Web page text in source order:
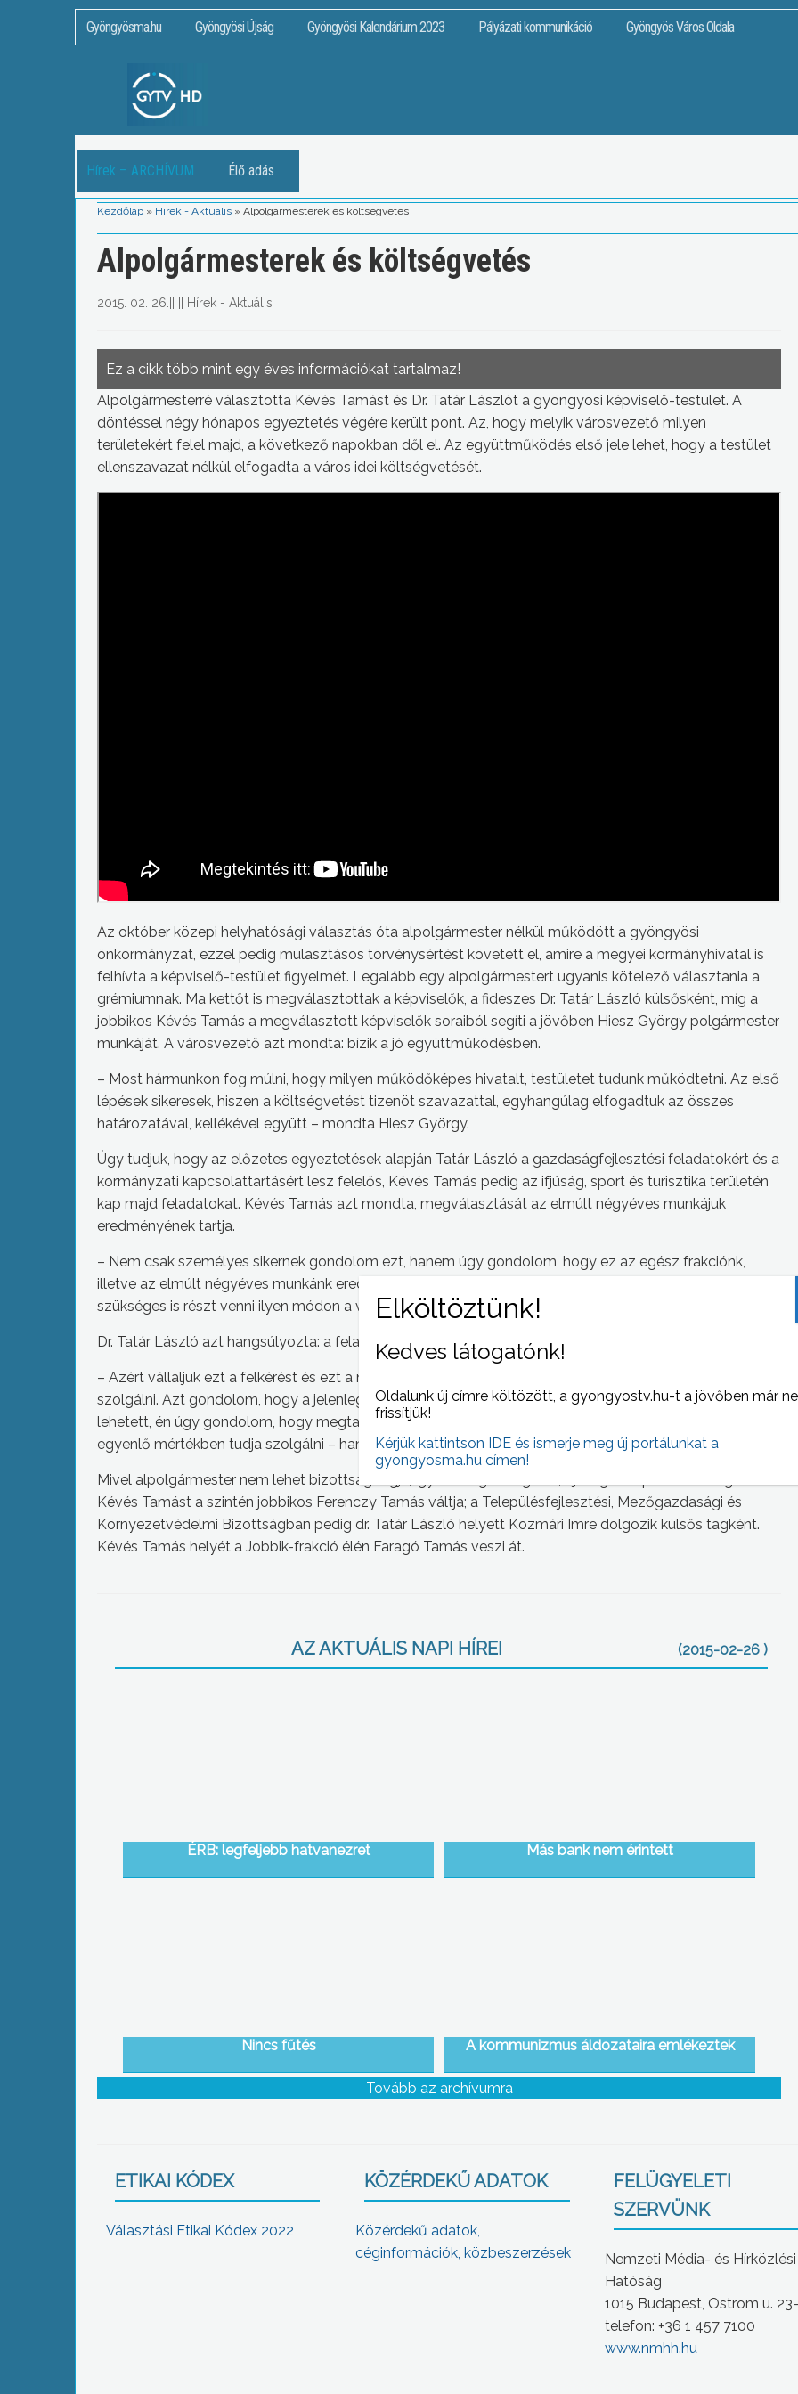
Gyöngyösma.hu Gyöngyösi Újság Gyöngyösi Kalendárium 2023 Pályázati kommunikáció Gyöngyös Város Oldala
Hírek – ARCHÍVUM Élő adás
Kezdőlap » Hírek - Aktuális » Alpolgármesterek és költségvetés
Alpolgármesterek és költségvetés
2015. 02. 26. Hírek - Aktuális
Ez a cikk több mint egy éves információkat tartalmaz!
Alpolgármesterré választotta Kévés Tamást és Dr. Tatár Lászlót a gyöngyösi képviselő-testület. A
döntéssel négy hónapos egyeztetés végére került pont. Az, hogy melyik városvezető milyen
területekért felel majd, a következő napokban dől el. Az együttműködés első jele lehet, hogy a testület
ellenszavazat nélkül elfogadta a város idei költségvetését.
Az október közepi helyhatósági választás óta alpolgármester nélkül működött a gyöngyösi
önkormányzat, ezzel pedig mulasztásos törvénysértést követett el, amire a megyei kormányhivatal is
felhívta a képviselő-testület figyelmét. Legalább egy alpolgármestert ugyanis kötelező választania a
grémiumnak. Ma kettőt is megválasztottak a képviselők, a fideszes Dr. Tatár László külsősként, míg a
jobbikos Kévés Tamás a megválasztott képviselők soraiból segíti a jövőben Hiesz György polgármester
munkáját. A városvezető azt mondta: bízik a jó együttműködésben.
– Most hármunkon fog múlni, hogy milyen működőképes hivatalt, testületet tudunk működtetni. Az első
lépések sikeresek, hiszen a költségvetést tizenöt szavazattal, egyhangúlag elfogadtuk az összes
határozatával, kellékével együtt – mondta Hiesz György.
Úgy tudjuk, hogy az előzetes egyeztetések alapján Tatár László a gazdaságfejlesztési feladatokért és a
kormányzati kapcsolattartásért lesz felelős, Kévés Tamás pedig az ifjúság, sport és turisztika területén
kap majd feladatokat. Kévés Tamás azt mondta, megválasztását az elmúlt négyéves munkájuk
eredményének tartja.
– Nem csak személyes sikernek gondolom ezt, hanem úgy gondolom, hogy ez az egész frakciónk,
illetve az elmúlt négyéves munkánk eredménye. Azt gondolom, hogy egy hatfős frakciónak érdemes és
szükséges is részt venni ilyen módon a városvezetésben – fogalmazott Kévés Tamás.
Dr. Tatár László azt hangsúlyozta: a feladatot a város érdekében vállalja.
– Azért vállaljuk ezt a felkérést és ezt a nemes feladatot, hogy Gyöngyös város ügyét próbáljuk
szolgálni. Azt gondolom, hogy a jelenlegi politikai berendezkedés mellett ez az egy bölcs döntés
lehetett, én úgy gondolom, hogy megtaláljuk az együttműködést, ahol a várost mind a három párt
egyenlő mértékben tudja szolgálni – hangsúlyozta dr. Tatár László.
Mivel alpolgármester nem lehet bizottság tagja, így az Idegenforgalmi, Ifjúsági és Sportbizottság élén
Kévés Tamást a szintén jobbikos Ferenczy Tamás váltja; a Településfejlesztési, Mezőgazdasági és
Környezetvédelmi Bizottságban pedig dr. Tatár László helyett Kozmári Imre dolgozik külsős tagként.
Kévés Tamás helyét a Jobbik-frakció élén Faragó Tamás veszi át.
AZ AKTUÁLIS NAPI HÍREI (2015-02-26 )
ÉRB: legfeljebb hatvanezret Más bank nem érintett
Nincs fűtés A kommunizmus áldozataira emlékeztek
Tovább az archívumra
ETIKAI KÓDEX
Választási Etikai Kódex 2022
KÖZÉRDEKŰ ADATOK
Közérdekű adatok,
céginformációk, közbeszerzések
FELÜGYELETI
SZERVÜNK
Nemzeti Média- és Hírközlési
Hatóság
1015 Budapest, Ostrom u.
telefon: +36 1 457 7100
www.nmhh.hu
Kedves látogatónk!
Oldalunk új címre költözött, a gyongyostv.hu-t a jövőben már
frissítjük!
Kérjük kattintson IDE és ismerje meg új portálunkat a
gyongyosma.hu címen!